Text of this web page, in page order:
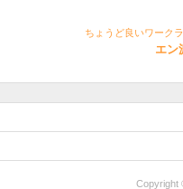
ちょうど良いワーク
エン
Copyright